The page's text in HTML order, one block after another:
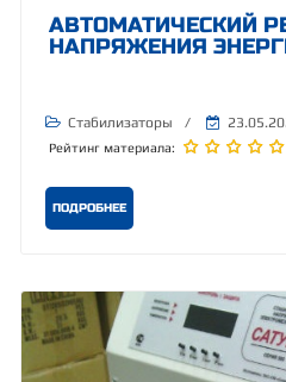
АВТОМАТИЧЕСКИЙ
НАПРЯЖЕНИЯ
Стабилизаторы /
Рейтинг материала:
ПОДРОБНЕЕ